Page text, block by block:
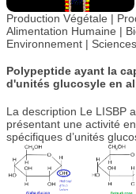
Production Végétale |
Alimentation Humaine |
Environnement |
Polypeptide ayant la
d'unités glucosyle en
La description Le LISBP
présentant une activité
spécifiques d’unités